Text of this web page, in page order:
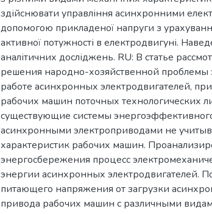
здійснювати управління асинхронними
допомогою прикладеної напруги з
активної потужності в електродвигуні.
аналітичних досліджень. RU: В статье
решения народно-хозяйственной
работе асинхронных электродвигателей,
рабочих машин поточных технологических
существующие системы
асинхронными электроприводами не
характеристик рабочих машин.
энергосбережения процесс
энергии асинхронных электродвигателей.
питающего напряжения от загрузки
привода рабочих машин с различными